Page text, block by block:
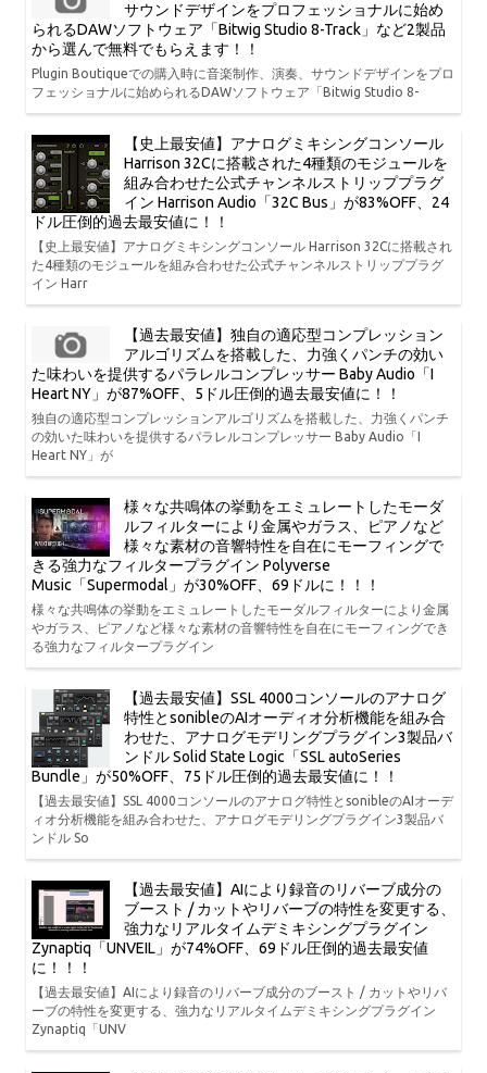
サウンドデザインをプロフェッショナルに始め
られるDAWソフトウェア「Bitwig Studio 8-Track」など2製品
から選んで無料でもらえます！！
Plugin Boutiqueでの購入時に音楽制作、演奏、サウンドデザインをプロ
フェッショナルに始められるDAWソフトウェア「Bitwig Studio 8-
【史上最安値】アナログミキシングコンソール
Harrison 32Cに搭載された4種類のモジュールを
組み合わせた公式チャンネルストリッププラグ
イン Harrison Audio「32C Bus」が83%OFF、24
ドル圧倒的過去最安値に！！
【史上最安値】アナログミキシングコンソール Harrison 32Cに搭載され
た4種類のモジュールを組み合わせた公式チャンネルストリッププラグ
イン Harr
【過去最安値】独自の適応型コンプレッション
アルゴリズムを搭載した、力強くパンチの効い
た味わいを提供するパラレルコンプレッサー Baby Audio「I
Heart NY」が87%OFF、5ドル圧倒的過去最安値に！！
独自の適応型コンプレッションアルゴリズムを搭載した、力強くパンチ
の効いた味わいを提供するパラレルコンプレッサー Baby Audio「I
Heart NY」が
様々な共鳴体の挙動をエミュレートしたモーダ
ルフィルターにより金属やガラス、ピアノなど
様々な素材の音響特性を自在にモーフィングで
きる強力なフィルタープラグイン Polyverse
Music「Supermodal」が30%OFF、69ドルに！！！
様々な共鳴体の挙動をエミュレートしたモーダルフィルターにより金属
やガラス、ピアノなど様々な素材の音響特性を自在にモーフィングでき
る強力なフィルタープラグイン
【過去最安値】SSL 4000コンソールのアナログ
特性とsonibleのAIオーディオ分析機能を組み合
わせた、アナログモデリングプラグイン3製品バ
ンドル Solid State Logic「SSL autoSeries
Bundle」が50%OFF、75ドル圧倒的過去最安値に！！
【過去最安値】SSL 4000コンソールのアナログ特性とsonibleのAIオーデ
ィオ分析機能を組み合わせた、アナログモデリングプラグイン3製品バ
ンドル So
【過去最安値】AIにより録音のリバーブ成分の
ブースト / カットやリバーブの特性を変更する、
強力なリアルタイムデミキシングプラグイン
Zynaptiq「UNVEIL」が74%OFF、69ドル圧倒的過去最安値
に！！！
【過去最安値】AIにより録音のリバーブ成分のブースト / カットやリバ
ーブの特性を変更する、強力なリアルタイムデミキシングプラグイン
Zynaptiq「UNV